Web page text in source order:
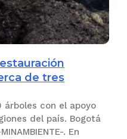
de tres
árboles con el apoyo
del país. Bogotá
. En